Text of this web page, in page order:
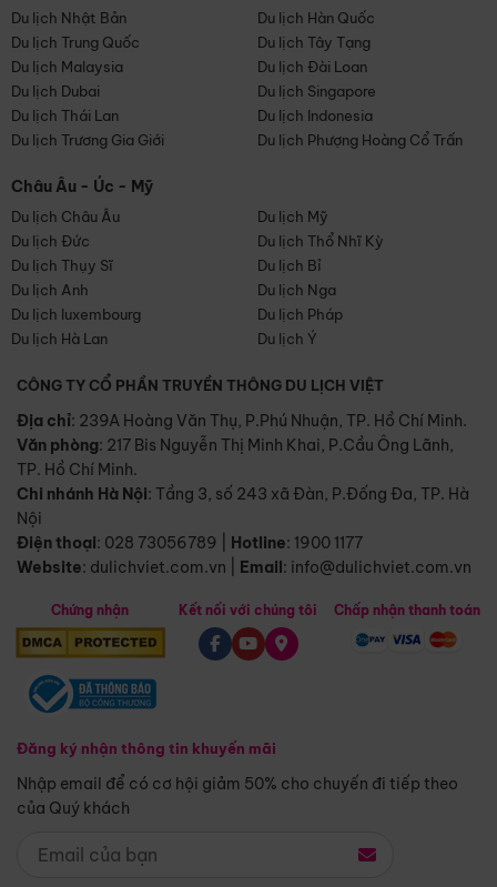
Du lịch Nhật Bản
Du lịch Hàn Quốc
Du lịch Trung Quốc
Du lịch Tây Tạng
Du lịch Malaysia
Du lịch Đài Loan
Du lịch Dubai
Du lịch Singapore
Du lịch Thái Lan
Du lịch Indonesia
Du lịch Trương Gia Giới
Du lịch Phượng Hoàng Cổ Trấn
Châu Âu - Úc - Mỹ
Du lịch Châu Âu
Du lịch Mỹ
Du lịch Đức
Du lịch Thổ Nhĩ Kỳ
Du lịch Thụy Sĩ
Du lịch Bỉ
Du lịch Anh
Du lịch Nga
Du lịch luxembourg
Du lịch Pháp
Du lịch Hà Lan
Du lịch Ý
CÔNG TY CỔ PHẦN TRUYỀN THÔNG DU LỊCH VIỆT
Địa chỉ: 239A Hoàng Văn Thụ, P.Phú Nhuận, TP. Hồ Chí Minh.
Văn phòng: 217 Bis Nguyễn Thị Minh Khai, P.Cầu Ông Lãnh,
TP. Hồ Chí Minh.
Chi nhánh Hà Nội: Tầng 3, số 243 xã Đàn, P.Đống Đa, TP. Hà
Nội
Điện thoại: 028 73056789 Hotline: 1900 1177
Website: dulichviet.com.vn Email: info@dulichviet.com.vn
Chứng nhận
Đăng ký nhận thông tin khuyến mãi
Nhập email để có cơ hội giảm 50% cho chuyến đi tiếp theo
của Quý khách
Kết nối với chúng tôi Chấp nhận thanh toán